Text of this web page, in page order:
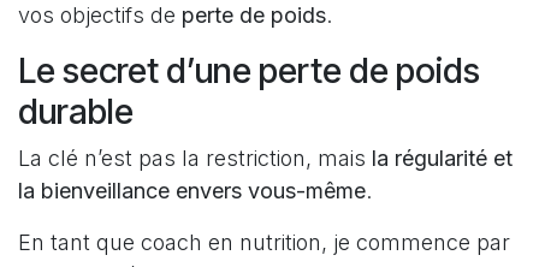
vos objectifs de perte de poids.
Le secret d’une perte de poids
durable
La clé n’est pas la restriction, mais la régularité et
la bienveillance envers vous-même.
En tant que coach en nutrition, je commence par